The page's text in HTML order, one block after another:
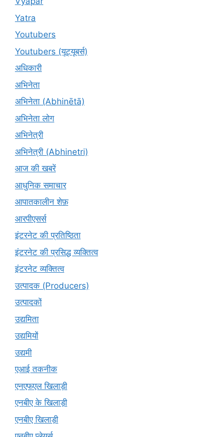
Yatra
Youtubers
Youtubers (यूट्यूबर्स)
अधिकारी
अभिनेता
अभिनेता (Abhinētā)
अभिनेता लोग
अभिनेत्री
अभिनेत्री (Abhinetri)
आज की खबरें
आधुनिक समाचार
आपातकालीन शेफ़
आरपीएसर्स
इंटरनेट की प्रतिष्ठिता
इंटरनेट की प्रसिद्ध व्यक्तित्व
इंटरनेट व्यक्तित्व
उत्पादक (Producers)
उत्पादकों
उद्यमिता
उद्यमियों
उद्यमी
एआई तकनीक
एनएफएल खिलाड़ी
एनबीए के खिलाड़ी
एनबीए खिलाड़ी